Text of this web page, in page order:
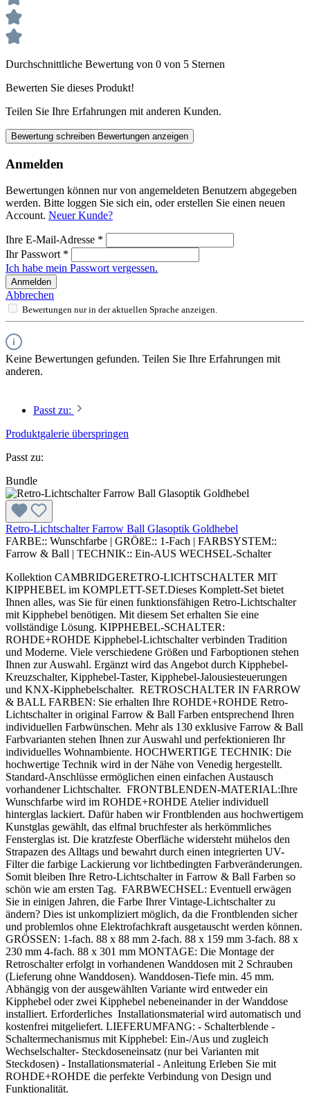
Durchschnittliche Bewertung von 0 von 5 Sternen
Bewerten Sie dieses Produkt!
Teilen Sie Ihre Erfahrungen mit anderen Kunden.
Bewertung schreiben Bewertungen anzeigen
Anmelden
Bewertungen können nur von angemeldeten Benutzern abgegeben
werden. Bitte loggen Sie sich ein, oder erstellen Sie einen neuen
Account. Neuer Kunde?
Ihre E-Mail-Adresse *
Ihr Passwort *
Ich habe mein Passwort vergessen.
Anmelden
Abbrechen
Bewertungen nur in der aktuellen Sprache anzeigen.
Keine Bewertungen gefunden. Teilen Sie Ihre Erfahrungen mit
anderen.
Passt zu:
Produktgalerie überspringen
Passt zu:
Bundle
Retro-Lichtschalter Farrow Ball Glasoptik Goldhebel
FARBE:: Wunschfarbe | GRÖßE:: 1-Fach | FARBSYSTEM::
Farrow & Ball | TECHNIK:: Ein-AUS WECHSEL-Schalter
Kollektion CAMBRIDGERETRO-LICHTSCHALTER MIT
KIPPHEBEL im KOMPLETT-SET.Dieses Komplett-Set bietet
Ihnen alles, was Sie für einen funktionsfähigen Retro-Lichtschalter
mit Kipphebel benötigen. Mit diesem Set erhalten Sie eine
vollständige Lösung. KIPPHEBEL-SCHALTER:
ROHDE+ROHDE Kipphebel-Lichtschalter verbinden Tradition
und Moderne. Viele verschiedene Größen und Farboptionen stehen
Ihnen zur Auswahl. Ergänzt wird das Angebot durch Kipphebel-
Kreuzschalter, Kipphebel-Taster, Kipphebel-Jalousiesteuerungen
und KNX-Kipphebelschalter. RETROSCHALTER IN FARROW
& BALL FARBEN: Sie erhalten Ihre ROHDE+ROHDE Retro-
Lichtschalter in original Farrow & Ball Farben entsprechend Ihren
individuellen Farbwünschen. Mehr als 130 exklusive Farrow & Ball
Farbvarianten stehen Ihnen zur Auswahl und perfektionieren Ihr
individuelles Wohnambiente. HOCHWERTIGE TECHNIK: Die
hochwertige Technik wird in der Nähe von Venedig hergestellt.
Standard-Anschlüsse ermöglichen einen einfachen Austausch
vorhandener Lichtschalter. FRONTBLENDEN-MATERIAL:Ihre
Wunschfarbe wird im ROHDE+ROHDE Atelier individuell
hinterglas lackiert. Dafür haben wir Frontblenden aus hochwertigem
Kunstglas gewählt, das elfmal bruchfester als herkömmliches
Fensterglas ist. Die kratzfeste Oberfläche widersteht mühelos den
Strapazen des Alltags und bewahrt durch einen integrierten UV-
Filter die farbige Lackierung vor lichtbedingten Farbveränderungen.
Somit bleiben Ihre Retro-Lichtschalter in Farrow & Ball Farben so
schön wie am ersten Tag. FARBWECHSEL: Eventuell erwägen
Sie in einigen Jahren, die Farbe Ihrer Vintage-Lichtschalter zu
ändern? Dies ist unkompliziert möglich, da die Frontblenden sicher
und problemlos ohne Elektrofachkraft ausgetauscht werden können.
GRÖSSEN: 1-fach. 88 x 88 mm 2-fach. 88 x 159 mm 3-fach. 88 x
230 mm 4-fach. 88 x 301 mm MONTAGE: Die Montage der
Retroschalter erfolgt in vorhandenen Wanddosen mit 2 Schrauben
(Lieferung ohne Wanddosen). Wanddosen-Tiefe min. 45 mm.
Abhängig von der ausgewählten Variante wird entweder ein
Kipphebel oder zwei Kipphebel nebeneinander in der Wanddose
installiert. Erforderliches Installationsmaterial wird automatisch und
kostenfrei mitgeliefert. LIEFERUMFANG: - Schalterblende -
Schaltermechanismus mit Kipphebel: Ein-/Aus und zugleich
Wechselschalter- Steckdoseneinsatz (nur bei Varianten mit
Steckdosen) - Installationsmaterial - Anleitung Erleben Sie mit
ROHDE+ROHDE die perfekte Verbindung von Design und
Funktionalität.